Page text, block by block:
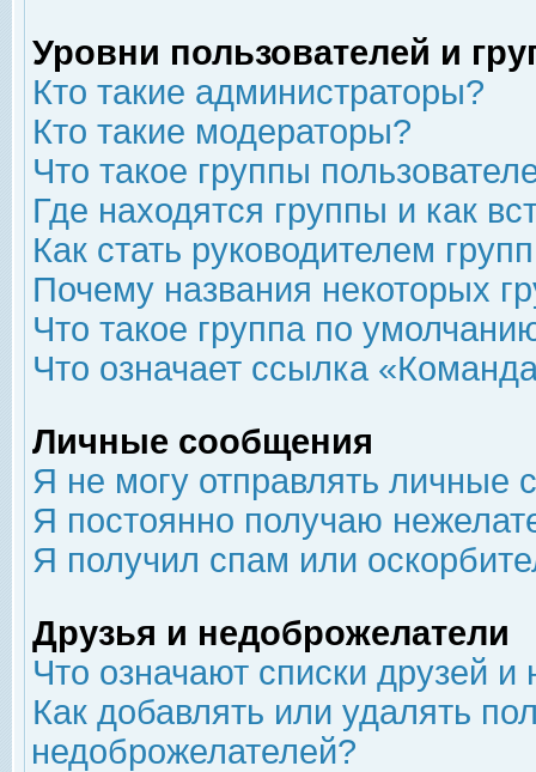
Уровни пользователей и
Кто такие администраторы?
Кто такие модераторы?
Что такое группы
Где находятся группы и как
Как стать руководителем
Почему названия некоторых
Что такое группа по
Что означает ссылка
Личные сообщения
Я не могу отправлять личные
Я постоянно получаю
Я получил спам или
Друзья и недоброжелатели
Что означают списки друзей
Как добавлять или удалять
недоброжелателей?